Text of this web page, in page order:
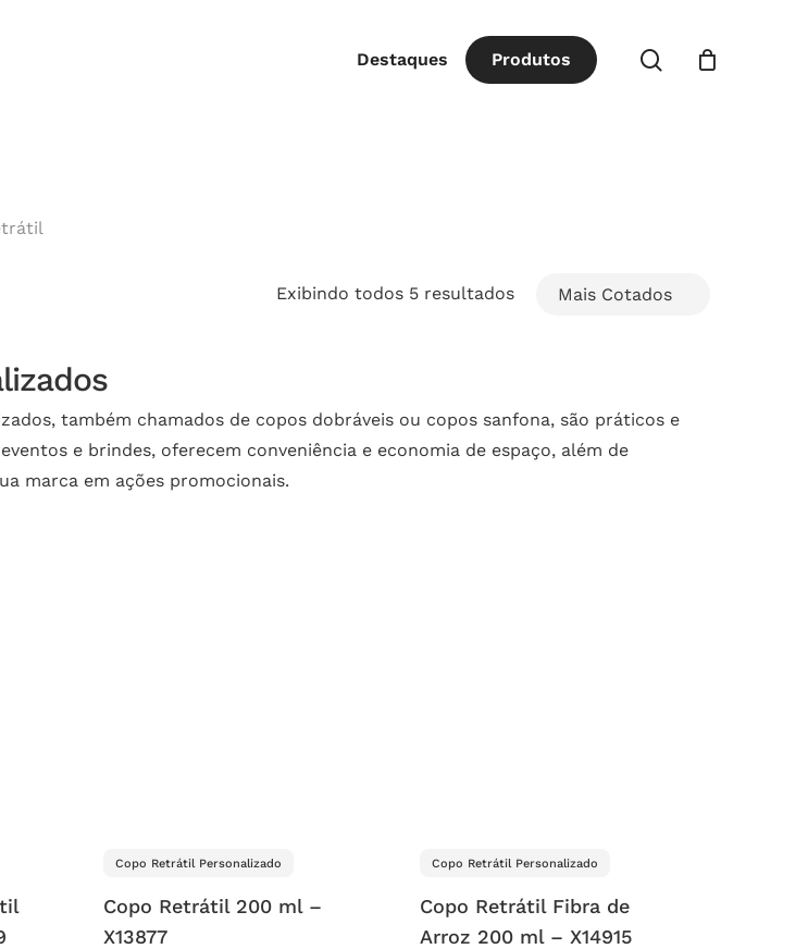
Destaques Produtos procurar
Exibindo todos 5 resultadosClassificado
também chamados de copos dobráveis ou copos sanfona, são práticos e
e brindes, oferecem conveniência e economia de espaço, além de
marca em ações promocionais.
Copo Retrátil Personalizado
Copo Retrátil 200 ml –
X13877
Copo Retrátil Personalizado
Copo Retrátil Fibra de
Arroz 200 ml – X14915